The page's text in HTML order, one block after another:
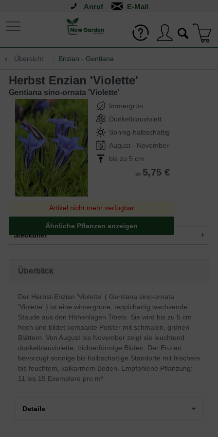
Anruf
Übersicht Enzian - Gentiana
Herbst Enzian 'Violette'
Gentiana sino-ornata 'Violette'
Immergrün
Dunkelblauviolett
Sonnig-halbschattig
August - November
bis zu 5 cm
ab 5,75 €
Artikel nicht mehr verfügbar
Ähnliche Pflanzen anzeigen
Steckbrief
Blatt
Wintergrün, grüne Blattfarbe, lineal
Blüte
Einfache, leuchtend dunkel blauviolette
Blütenstände, meist einblütig,
trichterförmig, kelchförmig
Blütezeit
August - November
Boden
Frisch bis feucht, gut durchlässig, kalkarm
Sonnig-halbschattig
Pflanzen pro
m²
11 bis 15
Die aus den Anhöhen Tibets stammende
Während des Wachstums breitet sich die
Überblick
Der Herbst-Enzian 'Violette' ( Gentiana sino-ornata
'Violette' ) ist eine wintergrüne, teppichartig wachsende
Staude aus den Höhenlagen Tibets. Sie wird bis zu 5 cm
hoch und bildet kompakte Polster mit schmalen, grünen
Blättern. Von August bis November zeigt sie leuchtend
dunkelblauviolette, trichterförmige Blüten. Der Enzian
bevorzugt sonnige bis halbschattige Standorte mit frischem
bis feuchtem, kalkarmem Boden. Empfohlene Pflanzung:
11 bis 15 Exemplare pro m².
Details